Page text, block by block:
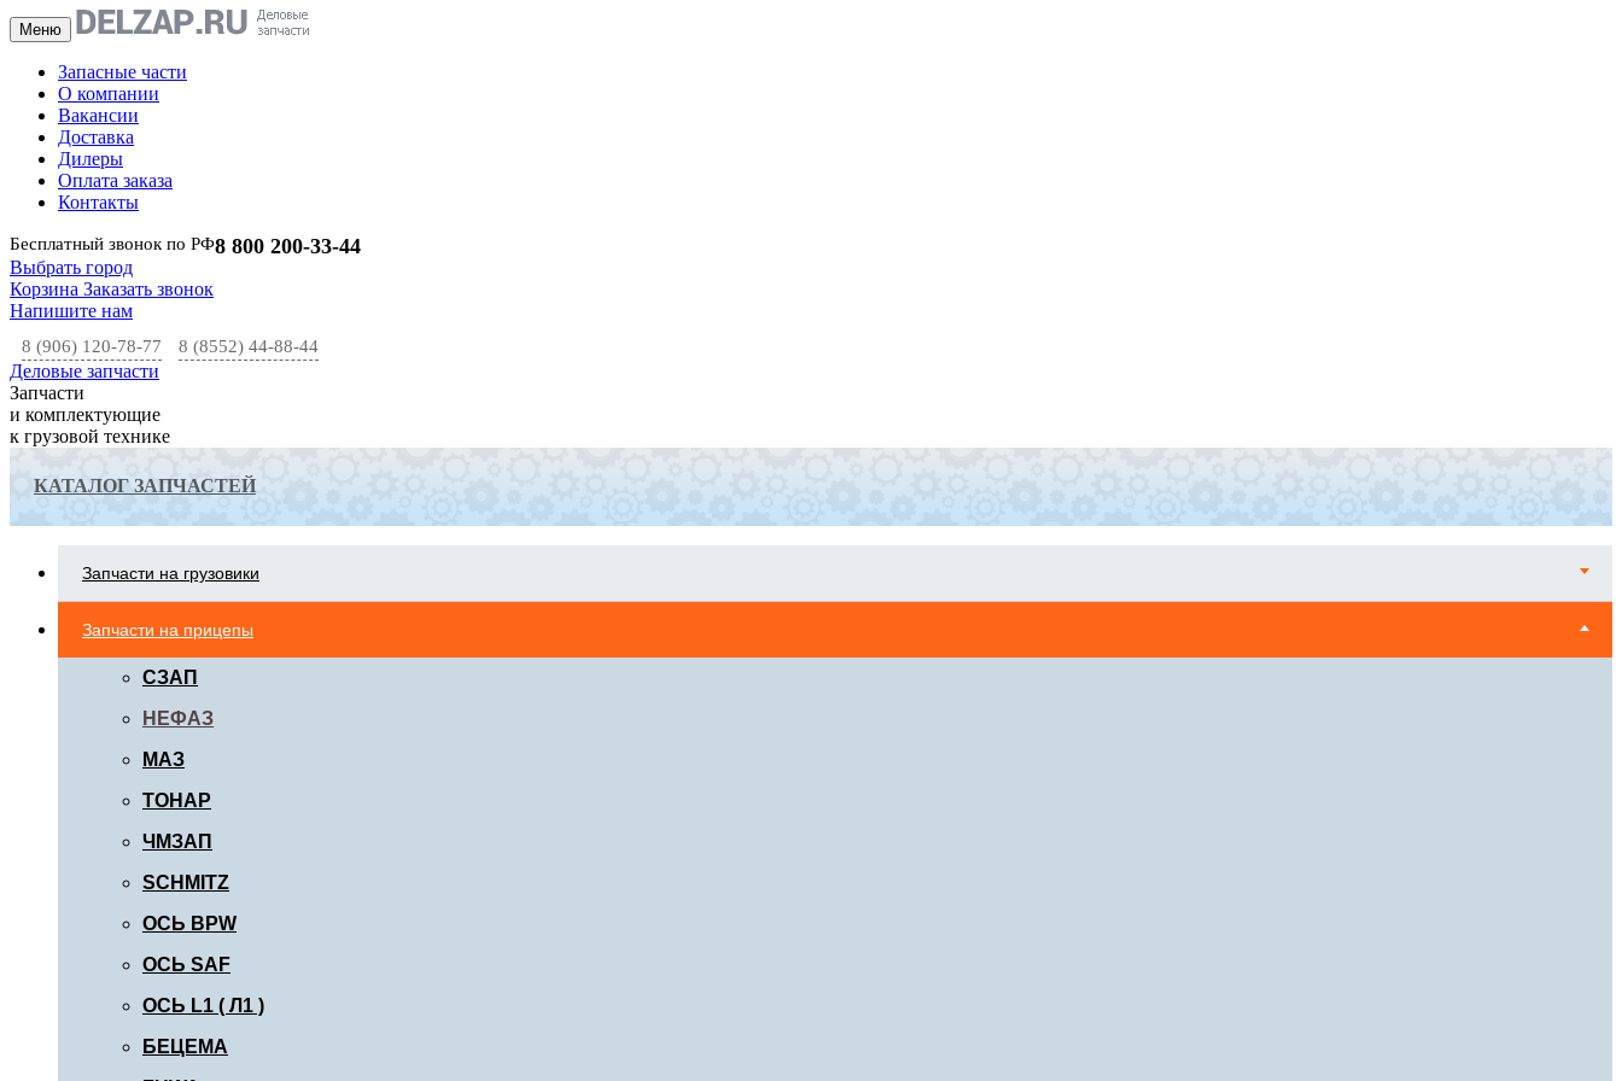
Меню
Запасные части
О компании
Вакансии
Доставка
Дилеры
Оплата заказа
Контакты
Бесплатный звонок по РФ8 800 200-33-44
Выбрать город
Корзина Заказать звонок
Напишите нам
8 (906) 120-78-77 8 (8552) 44-88-44
Деловые запчасти
Запчасти
и комплектующие
к грузовой технике
КАТАЛОГ ЗАПЧАСТЕЙ
Запчасти на грузовики
Запчасти на прицепы
СЗАП
НЕФАЗ
МАЗ
ТОНАР
ЧМЗАП
SCHMITZ
ОСЬ BPW
ОСЬ SAF
ОСЬ L1 ( Л1 )
БЕЦЕМА